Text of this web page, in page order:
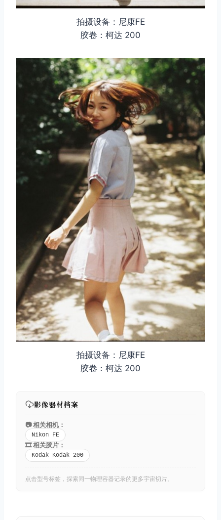
拍摄设备：尼康FE
胶卷：柯达 200
拍摄设备：尼康FE
胶卷：柯达 200
影像器材档案
📷 相关相机：
Nikon FE
🎞️ 相关胶片：
Kodak Kodak 200
点击型号标签，探索同一物理容器记录的更多宇宙切片。